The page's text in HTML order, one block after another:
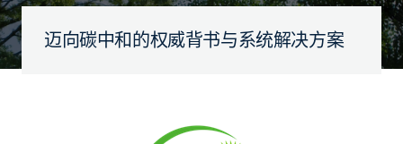
迈向碳中和的权威背书与系统解决方案